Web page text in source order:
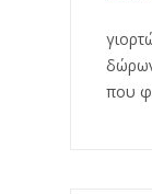
που